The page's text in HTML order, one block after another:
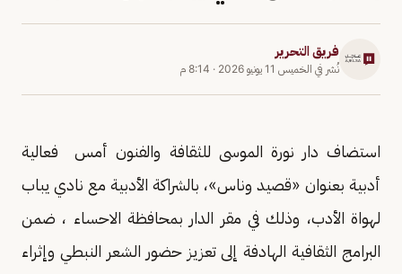
فريق التحرير
نُشر في الخميس 11 يونيو 2026 · 8:14 م
استضاف دار نورة الموسى للثقافة والفنون أمس فعالية
أدبية بعنوان «قصيد وناس»، بالشراكة الأدبية مع نادي يباب
لهواة الأدب، وذلك في مقر الدار بمحافظة الاحساء ، ضمن
البرامج الثقافية الهادفة إلى تعزيز حضور الشعر النبطي وإثراء